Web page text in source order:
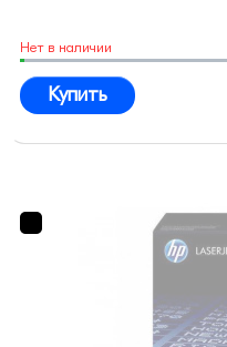
Нет в наличии
Купить